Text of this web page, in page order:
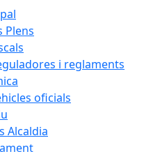
Plens
i reglaments
oficials
Alcaldia